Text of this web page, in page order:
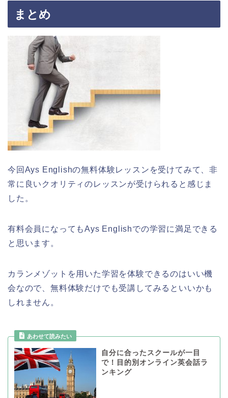
まとめ
今回Ays Englishの無料体験レッスンを受けてみて、非
常に良いクオリティのレッスンが受けられると感じま
した。
有料会員になってもAys Englishでの学習に満足できる
と思います。
カランメゾットを用いた学習を体験できるのはいい機
会なので、無料体験だけでも受講してみるといいかも
しれません。
自分に合ったスクールが一目
で！目的別オンライン英会話ラ
ンキング